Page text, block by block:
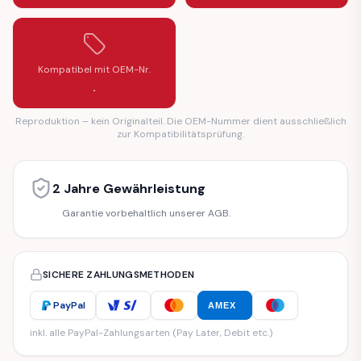
Kompatibel mit OEM-Nr.
.
Reproduktion – kein Originalteil. Die OEM-Nummer dient ausschließlich
zur Kompatibilitätsprüfung.
2 Jahre Gewährleistung
Garantie vorbehaltlich unserer AGB.
SICHERE ZAHLUNGSMETHODEN
PayPal AMEX
inkl. alle PayPal-Zahlungsarten (Pay Later, Debit etc.)